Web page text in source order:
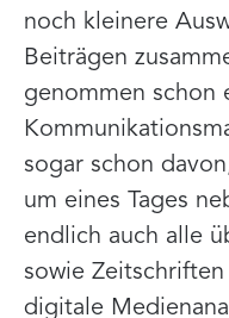
noch kleinere
Beiträgen
genommen schon
sogar schon
um eines Tages
endlich auch alle
sowie
digitale